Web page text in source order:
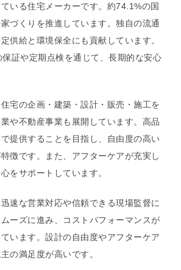
いる住宅メーカーです。約74.1%の国
づくりを推進しています。独自の流通
供給と環境保全にも貢献しています。
証や定期点検を通じて、長期的な安心
宅の企画・建築・設計・販売・施工を
や不動産事業も展開しています。高品
提供することを目指し、自由度の高い
徴です。また、アフターケアが充実し
をサポートしています。
速な営業対応や信頼できる現場監督に
ーズに進み、コストパフォーマンスが
います。設計の自由度やアフターケア
の満足度が高いです。